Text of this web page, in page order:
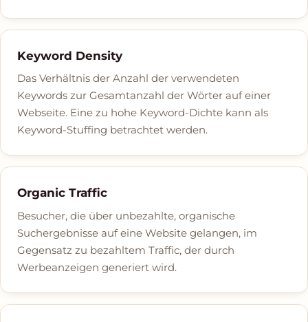
Keyword Density
Das Verhältnis der Anzahl der verwendeten
Keywords zur Gesamtanzahl der Wörter auf einer
Webseite. Eine zu hohe Keyword-Dichte kann als
Keyword-Stuffing betrachtet werden.
Organic Traffic
Besucher, die über unbezahlte, organische
Suchergebnisse auf eine Website gelangen, im
Gegensatz zu bezahltem Traffic, der durch
Werbeanzeigen generiert wird.